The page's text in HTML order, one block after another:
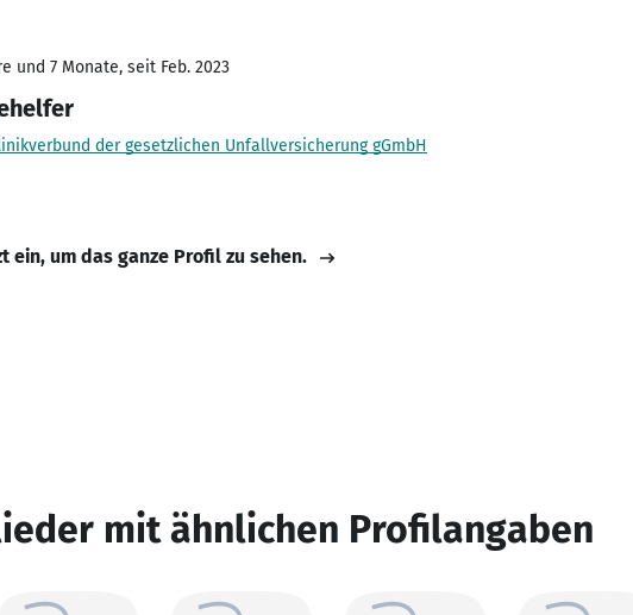
und 7 Monate, seit Feb. 2023
der gesetzlichen Unfallversicherung gGmbH
ein, um das ganze Profil zu sehen.
mit ähnlichen Profilangaben